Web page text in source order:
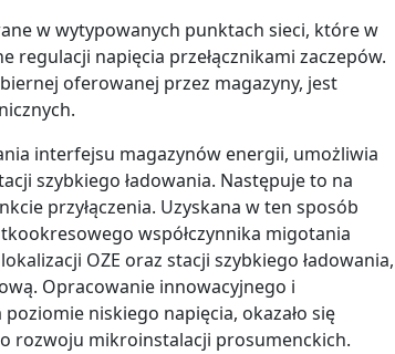
w wytypowanych punktach sieci, które w
regulacji napięcia przełącznikami zaczepów.
oferowanej przez magazyny, jest
interfejsu magazynów energii, umożliwia
szybkiego ładowania. Następuje to na
przyłączenia. Uzyskana w ten sposób
współczynnika migotania
OZE oraz stacji szybkiego ładowania,
Opracowanie innowacyjnego i
niskiego napięcia, okazało się
rozwoju mikroinstalacji prosumenckich.